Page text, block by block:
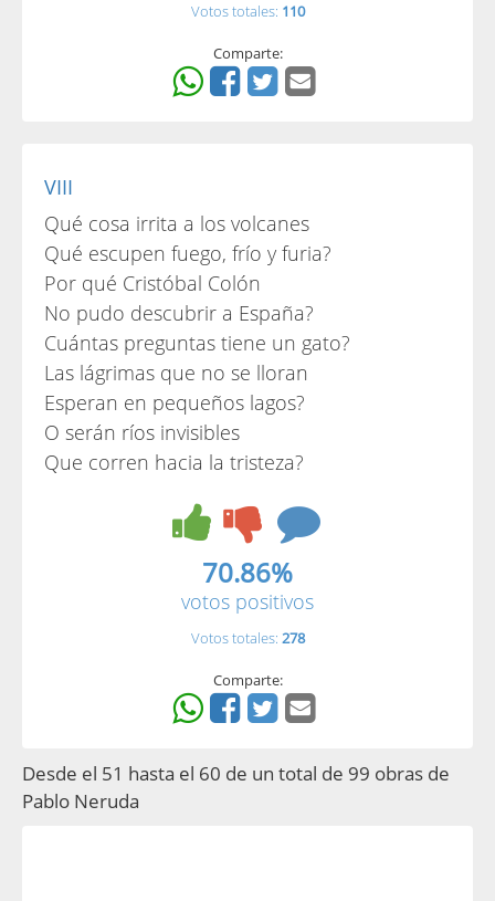
Votos totales: 110
Comparte:
VIII
Qué cosa irrita a los volcanes
Qué escupen fuego, frío y furia?
Por qué Cristóbal Colón
No pudo descubrir a España?
Cuántas preguntas tiene un gato?
Las lágrimas que no se lloran
Esperan en pequeños lagos?
O serán ríos invisibles
Que corren hacia la tristeza?
70.86%
votos positivos
Votos totales: 278
Comparte:
Desde el 51 hasta el 60 de un total de 99 obras de
Pablo Neruda